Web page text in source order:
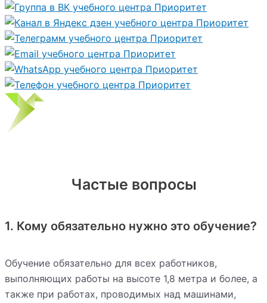
Частые вопросы
1. Кому обязательно нужно это обучение?
Обучение обязательно для всех работников,
выполняющих работы на высоте 1,8 метра и более, а
также при работах, проводимых над машинами,